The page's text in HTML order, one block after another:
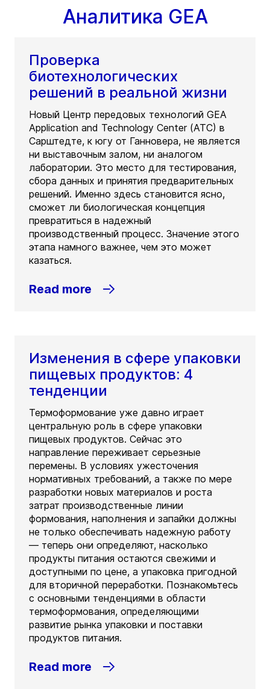
Аналитика GEA
Проверка
биотехнологических
решений в реальной жизни
Новый Центр передовых технологий GEA
Application and Technology Center (ATC) в
Сарштедте, к югу от Ганновера, не является
ни выставочным залом, ни аналогом
лаборатории. Это место для тестирования,
сбора данных и принятия предварительных
решений. Именно здесь становится ясно,
сможет ли биологическая концепция
превратиться в надежный
производственный процесс. Значение этого
этапа намного важнее, чем это может
казаться.
Read more
Изменения в сфере упаковки
пищевых продуктов: 4
тенденции
Термоформование уже давно играет
центральную роль в сфере упаковки
пищевых продуктов. Сейчас это
направление переживает серьезные
перемены. В условиях ужесточения
нормативных требований, а также по мере
разработки новых материалов и роста
затрат производственные линии
формования, наполнения и запайки должны
не только обеспечивать надежную работу
— теперь они определяют, насколько
продукты питания остаются свежими и
доступными по цене, а упаковка пригодной
для вторичной переработки. Познакомьтесь
с основными тенденциями в области
термоформования, определяющими
развитие рынка упаковки и поставки
продуктов питания.
Read more